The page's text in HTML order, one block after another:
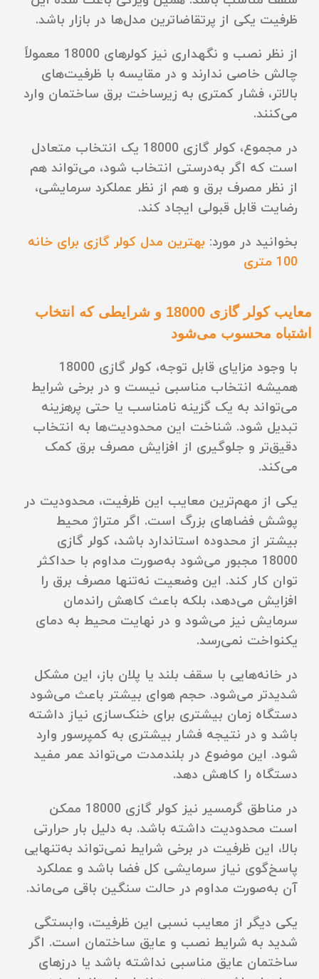
ظرفیت یکی از پرتقاضاترین مدل‌ها در بازار باشد.
از نظر نصب و نگهداری نیز کولرهای 18000 معمولاً
چالش خاصی ندارند و در مقایسه با ظرفیت‌های
بالاتر، فشار کمتری به زیرساخت برق ساختمان وارد
می‌کنند.
در مجموع، کولر گازی 18000 یک انتخاب متعادل
است که اگر به‌درستی انتخاب شود، می‌تواند هم
از نظر مصرف برق و هم از نظر عملکرد سرمایشی،
رضایت قابل قبولی ایجاد کند.
بخوانید در مورد: بهترین مدل کولر گازی برای خانه
100 متری
معایب کولر گازی 18000 و شرایطی که انتخاب
اشتباه محسوب می‌شود
با وجود مزایای قابل توجه، کولر گازی 18000
همیشه انتخاب مناسبی نیست و در برخی شرایط
می‌تواند به یک گزینه نامناسب یا حتی پرهزینه
تبدیل شود. شناخت این محدودیت‌ها به انتخاب
دقیق‌تر و جلوگیری از افزایش مصرف برق کمک
می‌کند.
یکی از مهم‌ترین معایب این ظرفیت، محدودیت در
پوشش فضاهای بزرگ است. اگر متراژ محیط
بیشتر از محدوده استاندارد باشد، کولر گازی
18000 مجبور می‌شود به‌صورت مداوم با حداکثر
توان کار کند. این وضعیت نه‌تنها مصرف برق را
افزایش می‌دهد، بلکه باعث کاهش راندمان
سرمایش نیز می‌شود و در نهایت محیط به دمای
یکنواخت نمی‌رسد.
در خانه‌هایی با سقف بلند یا پلان باز، این مشکل
شدیدتر می‌شود. حجم هوای بیشتر باعث می‌شود
دستگاه زمان بیشتری برای خنک‌سازی نیاز داشته
باشد و در نتیجه فشار بیشتری به کمپرسور وارد
شود. این موضوع در بلندمدت می‌تواند عمر مفید
دستگاه را کاهش دهد.
در مناطق گرمسیر نیز کولر گازی 18000 ممکن
است محدودیت داشته باشد. به دلیل بار حرارتی
بالا، این ظرفیت در برخی شرایط نمی‌تواند به‌تنهایی
پاسخ‌گوی نیاز سرمایشی کل فضا باشد و عملکرد
آن به‌صورت مداوم در حالت سنگین باقی می‌ماند.
یکی دیگر از معایب نسبی این ظرفیت، وابستگی
شدید به شرایط نصب و عایق ساختمان است. اگر
ساختمان عایق مناسبی نداشته باشد یا درزهای